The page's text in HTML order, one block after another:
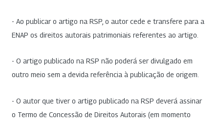
- Ao publicar o artigo na RSP, o autor cede e transfere para a
ENAP os direitos autorais patrimoniais referentes ao artigo.
- O artigo publicado na RSP não poderá ser divulgado em
outro meio sem a devida referência à publicação de origem.
- O autor que tiver o artigo publicado na RSP deverá assinar
o Termo de Concessão de Direitos Autorais (em momento